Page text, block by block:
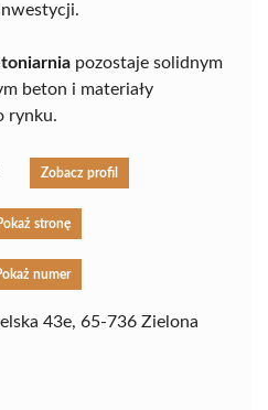
pozostaje solidnym
beton i materiały
rynku.
Zobacz profil
stronę
numer
43e, 65-736 Zielona